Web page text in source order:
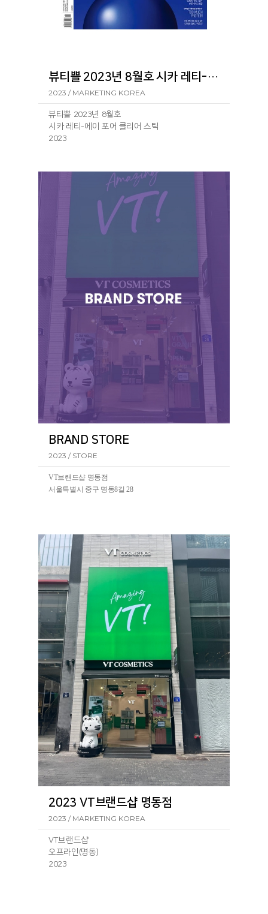
뷰티쁠 2023년 8월호 시카 레티-에이 포어 클리어 스틱
2023 / MARKETING KOREA
뷰티쁠 2023년 8월호
시카 레티-에이 포어 클리어 스틱
2023
BRAND STORE
2023 / STORE
VT브랜드샵 명동점
서울특별시 중구 명동8길 28
VT브랜드샵 명동점에서 리들샷을 포함한 VT의 전 제품
을 만나볼 수 있습니다.
ㆍVT코스메틱 명동점
서울 중구 명동8길 28 VT코스메틱 명동점
ㆍ VT코스메틱 유네스코점
서울 중구 명동길 5-1 VT코스메틱 유네스코점
5-1
ㆍVT코스메틱 동대문점
서울 중구 장충단로 257-1 VT코스메틱 동대문
점257-1
ㆍVT코스메틱 월드점
서울 중구 명동4길 40 VT코스메틱 월드점40
ㆍVT코스메틱 명동5호점
서울 중구 남대문로 66-1 1층 1호 VT코스메틱
명동5호점66-1
2023 VT브랜드샵 명동점
2023 / MARKETING KOREA
VT브랜드샵
오프라인(명동)
2023